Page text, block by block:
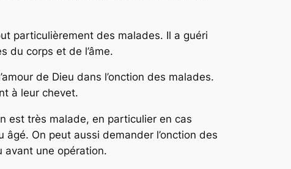
particulièrement des malades. Il a guéri
du corps et de l’âme.
de Dieu dans l’onction des malades.
à leur chevet.
est très malade, en particulier en cas
âgé. On peut aussi demander l’onction des
avant une opération.